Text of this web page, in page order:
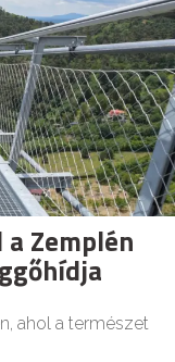
Zemplén
ahol a természet